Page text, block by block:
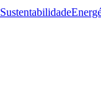
Sustentabilidade